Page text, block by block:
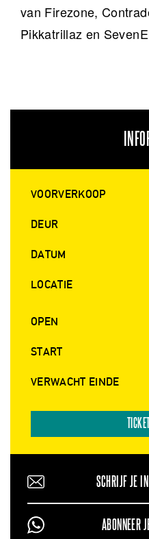
van Firezone,
Pikkatrillaz en
VOORVERKOOP
DEUR
DATUM
LOCATIE
OPEN
START
VERWACHT EINDE
SCHRIJF JE
ABONNEER